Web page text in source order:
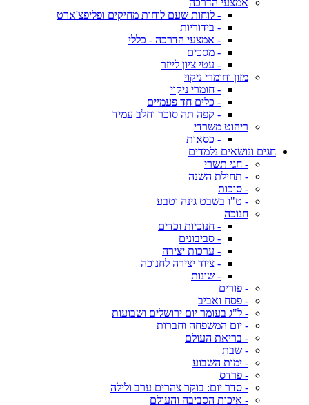
אמצעי הדרכה
- לוחות שעם לוחות מחיקים ופליפצ'ארט
- בידוריות
- אמצעי הדרכה - כללי
- מסכים
- עטי ציון לייזר
מזון וחומרי ניקוי
- חומרי ניקוי
- כלים חד פעמיים
- קפה תה סוכר וחלב עמיד
ריהוט משרדי
- כסאות
חגים ונושאים נלמדים
- חגי תשרי
- תחילת השנה
- סוכות
- ט"ו בשבט גינה וטבע
חנוכה
- חנוכיות וכדים
- סביבונים
- ערכות יצירה
- ציוד יצירה לחנוכה
- שונות
- פורים
- פסח ואביב
- ל"ג בעומר יום ירושלים ושבועות
- יום המשפחה וחברות
- בריאת העולם
- שבת
- ימות השבוע
- פרדס
- סדר יום: בוקר צהרים ערב ולילה
- איכות הסביבה והעולם